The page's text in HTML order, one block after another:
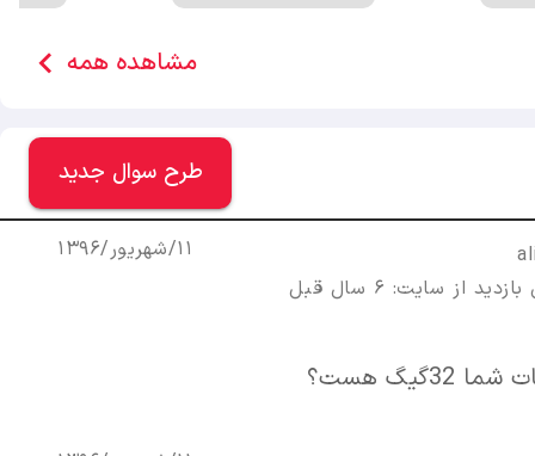
chevron_left مشاهده همه
طرح سوال جدید
از سایت: 6 سال قبل
11/شهریور/1396
هست؟